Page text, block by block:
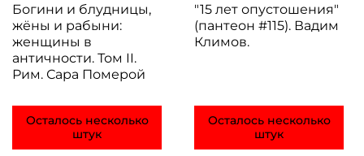
Богини и блудницы,
жёны и рабыни:
женщины в
античности. Том II.
Рим. Сара Померой
Осталось несколько
штук
"15 лет опустошения"
(пантеон #115). Вадим
Климов.
Осталось несколько
штук